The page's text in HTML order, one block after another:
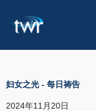
妇女之光 - 每日祷告
2024年11月20日